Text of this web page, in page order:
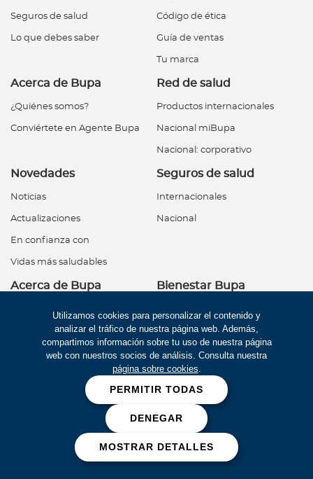
Utilizamos cookies para personalizar el contenido y
analizar el tráfico de nuestra página web. Además,
compartimos información sobre tu uso de nuestra página
web con nuestros socios de análisis. Consulta nuestra
página sobre cookies.
PERMITIR TODAS
DENEGAR
MOSTRAR DETALLES
Seguros de salud
Lo que debes saber
Código de ética
Guía de ventas
Tu marca
Acerca de Bupa
¿Quiénes somos?
Conviértete en Agente Bupa
Red de salud
Productos internacionales
Nacional miBupa
Nacional: corporativo
Novedades
Noticias
Actualizaciones
En confianza con
Vidas más saludables
Seguros de salud
Internacionales
Nacional
Acerca de Bupa
Segunda Opinión Médica
Bienestar Bupa
Vidas más saludables
Notas de bienestar
Para asegurados
Conoce todo de tu póliza
Documentos de tu póliza
One Health
¿Qué es One Health?
Kits de siembra
Alianza con ANIA